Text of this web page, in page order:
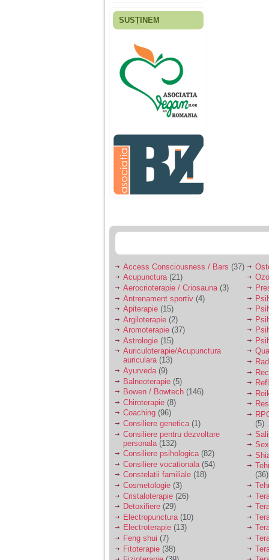
Fiica mea s-a nascut
ani, privind in urma
realizez cat de multe
greseli am facut in
educatia si cresterea
ei, am fost o mama
egoista, preocupata
de implinirea
profesionala, cand ea
era mica am neglijat-
agresiva, orice
greseala era taxata cu
o palma sau pedepse.
De 4 ani am o relatie
serioasa cu un barbat
sa se manifeste o
Ma aflu aici pentru ca
vreau sa stiu daca am
nevoie de un psiholog
sau psihiatru.
Sunt casatorita, am
31 de ani si un copil in
varsta de 2 ani care
mi-e lumina ochilor.
De ceva timp simt ca
mi s-a adunat
oboseala, o oboseala
cronica de care nu pot
scapa si simt ca din
cauza ei nu pot
controla nervii si
cateodata are copilul
de suferit.
Am o bariera peste
care nu pot trece:
prietena mea a ramas
insarcinata cu o fata.
Am fost de comun
acord sa facem un
copil, cu gandul ca e
baiat.
SUSȚINEM
Access Consciousness / Bars (37)
Acupunctura(21)
Aerocrioterapie / Criosauna (3)
Antrenament sportiv (4)
Apiterapie (15)
Argiloterapie (2)
Aromoterapie (37)
Astrologie (15)
Auriculoterapie/Acupunctura
auriculara(13)
Ayurveda(9)
Balneoterapie (5)
Bowen / Bowtech (146)
Chiroterapie (8)
Coaching (96)
Consiliere genetica(1)
Consiliere pentru dezvoltare
personala (132)
Consiliere psihologica(82)
Consiliere vocationala (54)
Constelatii familiale (18)
Cosmetologie (3)
Cristaloterapie (26)
Detoxifiere (29)
Electropunctura (10)
Electroterapie (13)
Feng shui (7)
Fitoterapie (38)
(5)
(36)